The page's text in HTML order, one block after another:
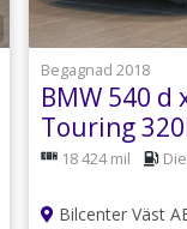
1
Begagnad 2018
BMW 540 d
Touring
Värmare
18 424 mil
Bilcenter Väst